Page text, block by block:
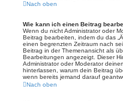
Nach oben
Wie kann ich einen Beitrag
Wenn du nicht Administrator oder
Beitrag bearbeiten, indem du das
einen begrenzten Zeitraum nach
Beitrag in der Themenansicht als
Bearbeitungen angezeigt. Dieser
Administrator oder Moderator
hinterlassen, warum dein Beitrag
wenn bereits jemand darauf
Nach oben